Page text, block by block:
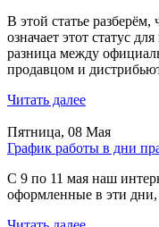
В этой статье
означает этот статус
разница между
продавцом и
Читать далее
Пятница, 08 Мая
График работы в дни
С 9 по 11 мая наш
оформленные в эти дни,